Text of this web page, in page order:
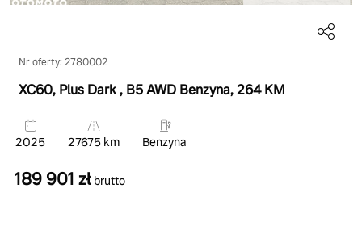
Nr oferty: 2780002
XC60, Plus Dark, B5 AWD Benzyna, 264 KM
2025 27675 km Benzyna
189 901 zł brutto